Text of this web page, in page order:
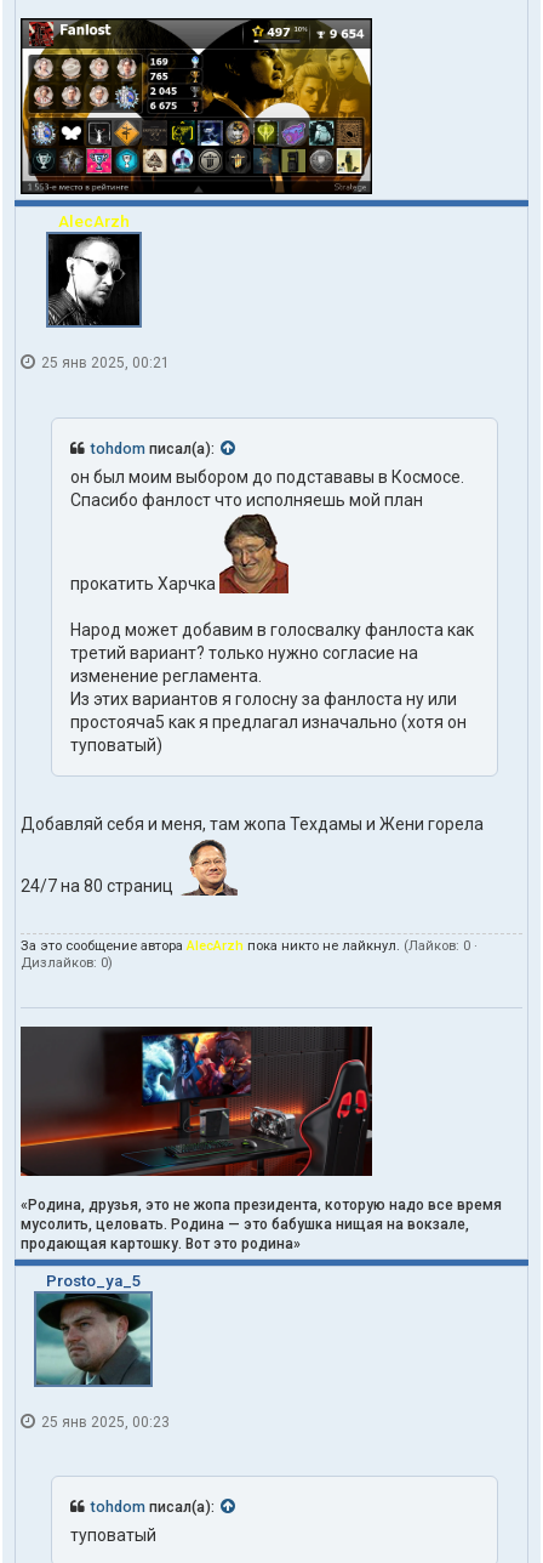
AlecArzh
25 янв 2025, 00:21
tohdom писал(а):
он был моим выбором до подстававы в Космосе.
Спасибо фанлост что исполняешь мой план
прокатить Харчка
Народ может добавим в голосвалку фанлоста как
третий вариант? только нужно согласие на
изменение регламента.
Из этих вариантов я голосну за фанлоста ну или
простояча5 как я предлагал изначально (хотя он
туповатый)
Добавляй себя и меня, там жопа Техдамы и Жени горела
24/7 на 80 страниц
За это сообщение автора AlecArzh пока никто не лайкнул. (Лайков: 0 ·
Дизлайков: 0)
«Родина, друзья, это не жопа президента, которую надо все время
мусолить, целовать. Родина — это бабушка нищая на вокзале,
продающая картошку. Вот это родина»
Prosto_ya_5
25 янв 2025, 00:23
tohdom писал(а):
туповатый